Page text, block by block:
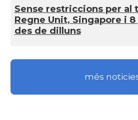
Sense restriccions per al
Regne Unit, Singapore i
des de dilluns
més